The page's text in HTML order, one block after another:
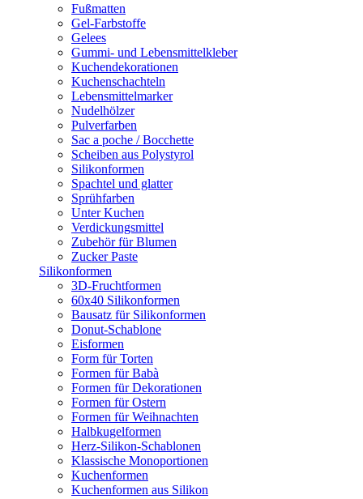
Fußmatten
Gel-Farbstoffe
Gelees
Gummi- und Lebensmittelkleber
Kuchendekorationen
Kuchenschachteln
Lebensmittelmarker
Nudelhölzer
Pulverfarben
Sac a poche / Bocchette
Scheiben aus Polystyrol
Silikonformen
Spachtel und glatter
Sprühfarben
Unter Kuchen
Verdickungsmittel
Zubehör für Blumen
Zucker Paste
Silikonformen
3D-Fruchtformen
60x40 Silikonformen
Bausatz für Silikonformen
Donut-Schablone
Eisformen
Form für Torten
Formen für Babà
Formen für Dekorationen
Formen für Ostern
Formen für Weihnachten
Halbkugelformen
Herz-Silikon-Schablonen
Klassische Monoportionen
Kuchenformen
Kuchenformen aus Silikon